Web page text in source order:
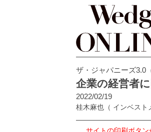
ザ・ジャパニーズ3.0
企業の経営者
2022/02/19
桂木麻也 （ インベスト
サイトの印刷ボタン